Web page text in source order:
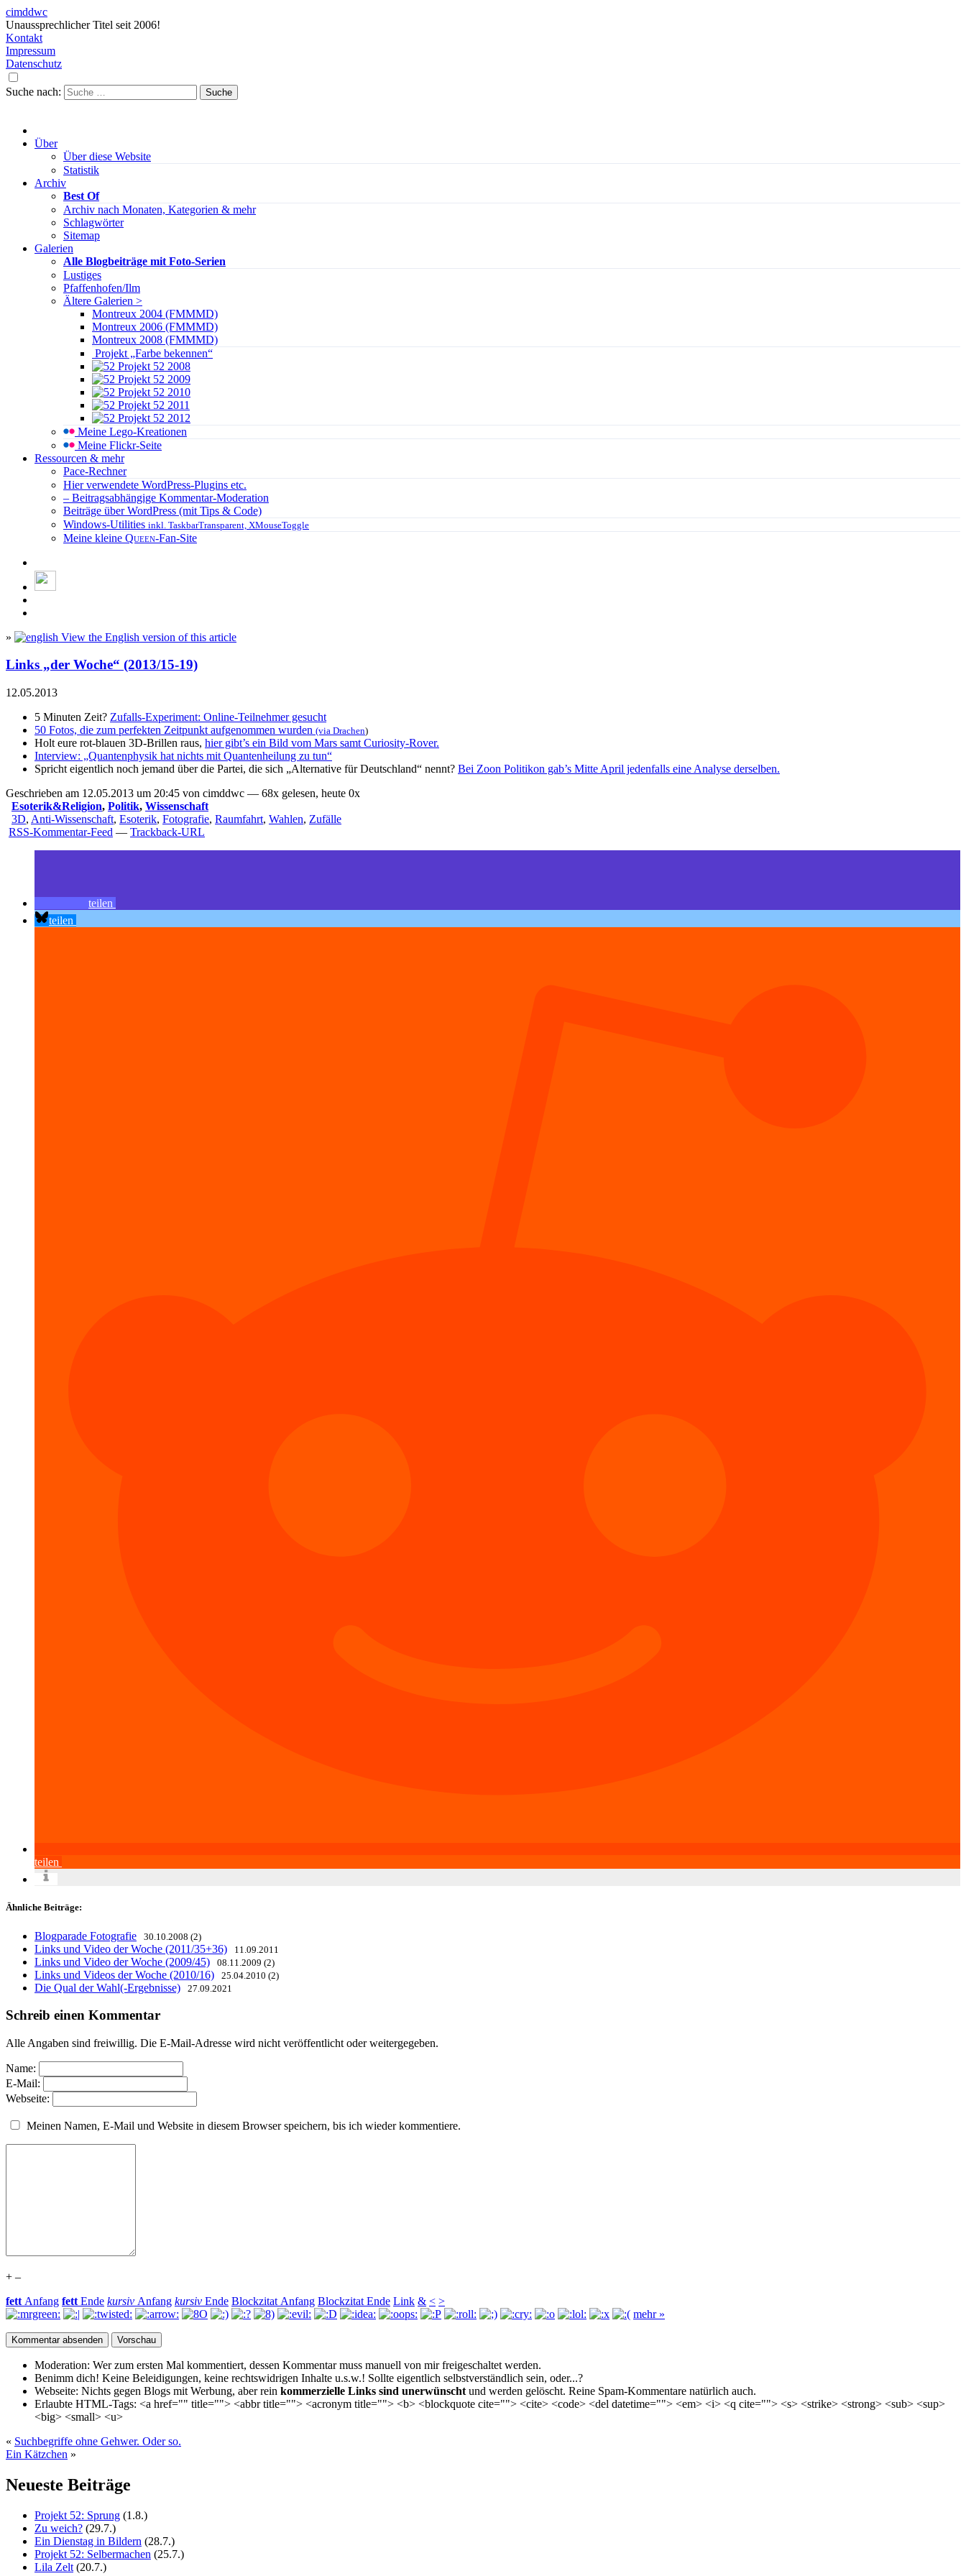
cimddwc
Unaussprechlicher Titel seit 2006!
Kontakt
Impressum
Datenschutz
Suche nach:
Über
Über diese Website
Statistik
Archiv
Best Of
Archiv nach Monaten, Kategorien & mehr
Schlagwörter
Sitemap
Galerien
Alle Blogbeiträge mit Foto-Serien
Lustiges
Pfaffenhofen/Ilm
Ältere Galerien >
Montreux 2004 (FMMMD)
Montreux 2006 (FMMMD)
Montreux 2008 (FMMMD)
Projekt „Farbe bekennen“
Projekt 52 2008
Projekt 52 2009
Projekt 52 2010
Projekt 52 2011
Projekt 52 2012
Meine Lego-Kreationen
Meine Flickr-Seite
Ressourcen & mehr
Pace-Rechner
Hier verwendete WordPress-Plugins etc.
– Beitragsabhängige Kommentar-Moderation
Beiträge über WordPress (mit Tips & Code)
Windows-Utilities inkl. TaskbarTransparent, XMouseToggle
Meine kleine Queen-Fan-Site
» View the English version of this article
Links „der Woche“ (2013/15-19)
12.05.2013
5 Minuten Zeit? Zufalls-Experiment: Online-Teilnehmer gesucht
50 Fotos, die zum perfekten Zeitpunkt aufgenommen wurden (via Drachen)
Holt eure rot-blauen 3D-Brillen raus, hier gibt’s ein Bild vom Mars samt Curiosity-Rover.
Interview: „Quantenphysik hat nichts mit Quantenheilung zu tun“
Spricht eigentlich noch jemand über die Partei, die sich „Alternative für Deutschland“ nennt? Bei Zoon Politikon gab’s Mitte April jedenfalls eine Analyse derselben.
Geschrieben am 12.05.2013 um 20:45 von cimddwc — 68x gelesen, heute 0x
Esoterik&Religion, Politik, Wissenschaft
3D, Anti-Wissenschaft, Esoterik, Fotografie, Raumfahrt, Wahlen, Zufälle
RSS-Kommentar-Feed — Trackback-URL
teilen
teilen
teilen
Ähnliche Beiträge:
Blogparade Fotografie 30.10.2008 (2)
Links und Video der Woche (2011/35+36) 11.09.2011
Links und Video der Woche (2009/45) 08.11.2009 (2)
Links und Videos der Woche (2010/16) 25.04.2010 (2)
Die Qual der Wahl(-Ergebnisse) 27.09.2021
Schreib einen Kommentar
Alle Angaben sind freiwillig. Die E-Mail-Adresse wird nicht veröffentlicht oder weitergegeben.
Name:
E-Mail:
Webseite:
Meinen Namen, E-Mail und Website in diesem Browser speichern, bis ich wieder kommentiere.
+ –
fett Anfang fett Ende kursiv Anfang kursiv Ende Blockzitat Anfang Blockzitat Ende Link & < >
mehr »
Moderation: Wer zum ersten Mal kommentiert, dessen Kommentar muss manuell von mir freigeschaltet werden.
Benimm dich! Keine Beleidigungen, keine rechtswidrigen Inhalte u.s.w.! Sollte eigentlich selbst­verständlich sein, oder...?
Webseite: Nichts gegen Blogs mit Werbung, aber rein kommerzielle Links sind unerwünscht und werden gelöscht. Reine Spam-Kommentare natürlich auch.
Erlaubte HTML-Tags: <a href="" title=""> <abbr title=""> <acronym title=""> <b> <blockquote cite=""> <cite> <code> <del datetime=""> <em> <i> <q cite=""> <s> <strike> <strong> <sub> <sup>
<big> <small> <u>
« Suchbegriffe ohne Gehwer. Oder so.
Ein Kätzchen »
Neueste Beiträge
Projekt 52: Sprung (1.8.)
Zu weich? (29.7.)
Ein Dienstag in Bildern (28.7.)
Projekt 52: Selbermachen (25.7.)
Lila Zelt (20.7.)